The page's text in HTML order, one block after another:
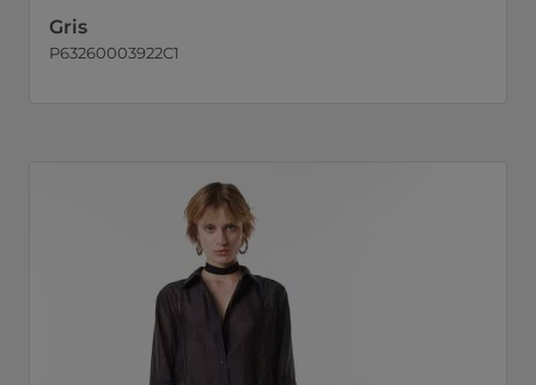
Gris
P63260003922C1